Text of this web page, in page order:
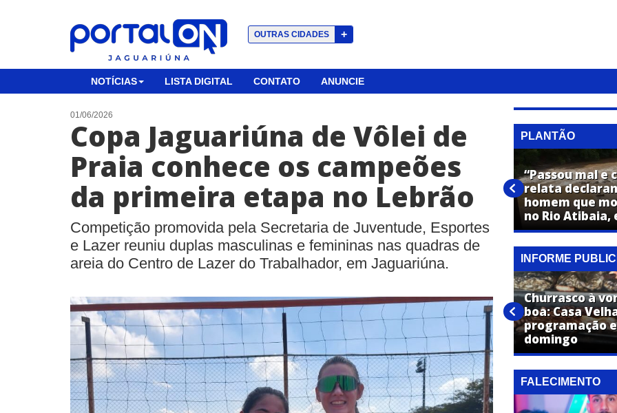
OUTRAS CIDADES +
NOTÍCIAS LISTA DIGITAL CONTATO ANUNCIE
01/06/2026
Copa Jaguariúna de Vôlei de
Praia conhece os campeões
da primeira etapa no Lebrão
Competição promovida pela Secretaria de Juventude, Esportes
e Lazer reuniu duplas masculinas e femininas nas quadras de
areia do Centro de Lazer do Trabalhador, em Jaguariúna.
PLANTÃO
Golpista usa falso
intermediário em venda de
moto elétrica e causa
prejuízo de R$ 1,5 mil em
“Passou mal e
relata
homem que
no Rio Atibaia,
INFORME
É nesta sexta! Farmácia Super
Popular inaugura em
Jaguariúna com festa, brindes
e ofertas imperdíveis
Churrasco à
boa: Casa
programação
domingo
FALECIMENTO